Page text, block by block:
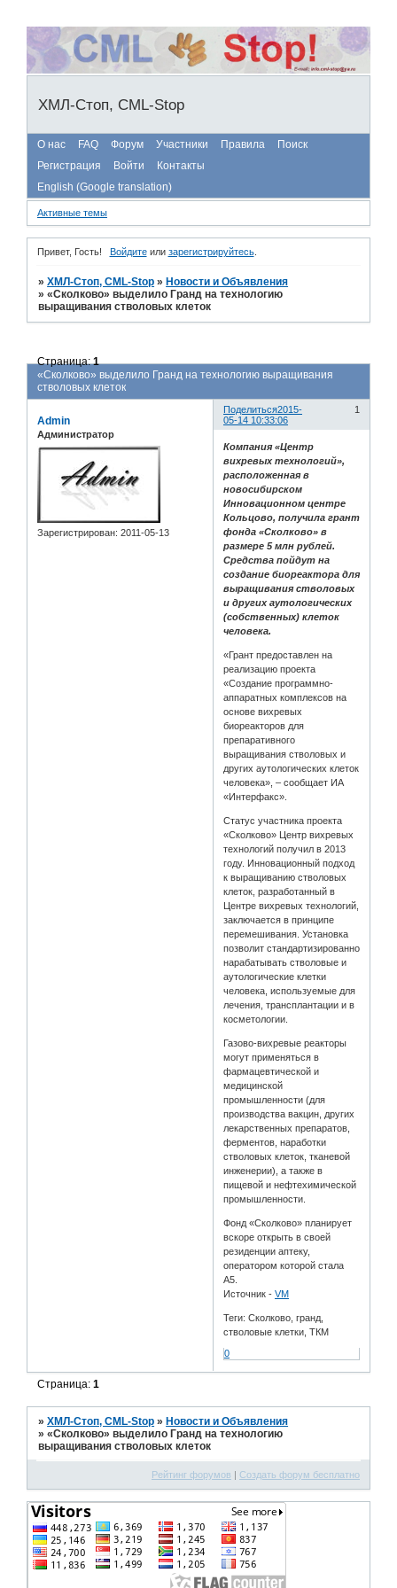
ХМЛ-Стоп, CML-Stop
О нас FAQ Форум Участники Правила
Поиск
Регистрация
Войти
Контакты
English (Google translation)
Активные темы
Привет, Гость! Войдитеили зарегистрируйтесь.
»ХМЛ-Стоп, CML-Stop » Новости и Объявления
»«Сколково» выделило Гранд на технологию
выращивания стволовых клеток
«Сколково» выделило Гранд на технологию выращивания
стволовых клеток
Страница:1
Поделиться 1
2015-
05-14 10:33:06
Admin
Администратор
Зарегистрирован: 2011-05-13
Компания «Центр
вихревых технологий»,
расположенная в
новосибирском
Инновационном центре
Кольцово, получила грант
фонда «Сколково» в
размере 5 млн рублей.
Средства пойдут на
создание биореактора для
выращивания стволовых
и других аутологических
(собственных) клеток
человека.
«Грант предоставлен на
реализацию проекта
«Создание программно-
аппаратных комплексов на
основе вихревых
биореакторов для
препаративного
выращивания стволовых и
других аутологических клеток
человека», – сообщает ИА
«Интерфакс».
Статус участника проекта
«Сколково» Центр вихревых
технологий получил в 2013
году. Инновационный подход
к выращиванию стволовых
клеток, разработанный в
Центре вихревых технологий,
заключается в принципе
перемешивания. Установка
позволит стандартизированно
нарабатывать стволовые и
аутологические клетки
человека, используемые для
лечения, трансплантации и в
косметологии.
Газово-вихревые реакторы
могут применяться в
фармацевтической и
медицинской
промышленности (для
производства вакцин, других
лекарственных препаратов,
ферментов, наработки
стволовых клеток, тканевой
инженерии), а также в
пищевой и нефтехимической
промышленности.
Фонд «Сколково» планирует
вскоре открыть в своей
резиденции аптеку,
оператором которой стала
А5.
Источник -VM
Теги: Сколково, гранд,
стволовые клетки, ТКМ
0
Страница:1
»ХМЛ-Стоп, CML-Stop » Новости и Объявления
»«Сколково» выделило Гранд на технологию
выращивания стволовых клеток
Рейтинг форумов | Создать форум бесплатно